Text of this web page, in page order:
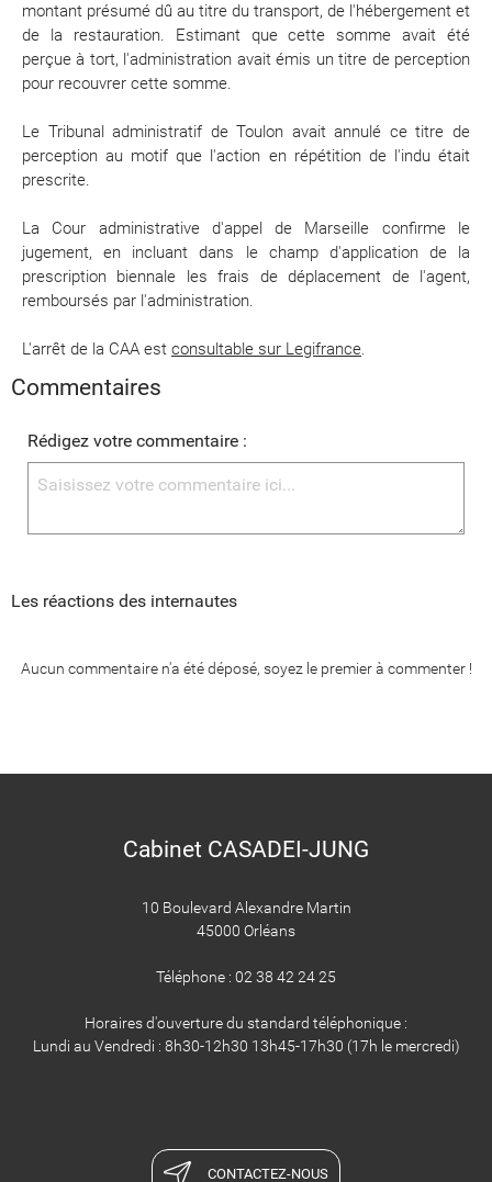
montant présumé dû au titre du transport, de l'hébergement et
de la restauration. Estimant que cette somme avait été
perçue à tort, l'administration avait émis un titre de perception
pour recouvrer cette somme.
Le Tribunal administratif de Toulon avaitannulé ce titre de
perception au motif que l'action en répétition de l'indu était
prescrite.
La Cour administrative d'appel de Marseille confirme le
jugement, en incluant dans le champ d'application de la
prescription biennale les frais de déplacement de l'agent,
remboursés par l'administration.
L'arrêt de la CAA est consultable sur Legifrance
Commentaires
Rédigez votre commentaire :
Les réactions des internautes
Aucun commentaire n'a été déposé, soyez le premier à commenter !
Cabinet CASADEI-JUNG
10 Boulevard Alexandre Martin
45000 Orléans
Téléphone : 02 38 42 24 25
Horaires d'ouverture du standard téléphonique :
Lundi au Vendredi : 8h30-12h30 13h45-17h30 (17h le mercredi)
CONTACTEZ-NOUS